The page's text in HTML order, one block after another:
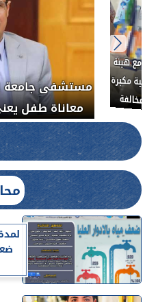
مستشفى جامعة
معاناة طفل
هيئة
مكبرة